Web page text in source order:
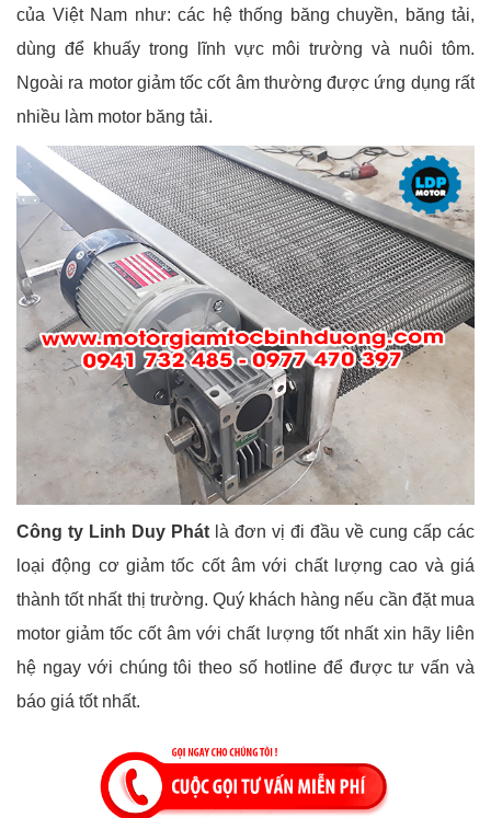
của Việt Nam như: các hệ thống băng chuyền, băng tải,
dùng để khuấy trong lĩnh vực môi trường và nuôi tôm.
Ngoài ra motor giảm tốc cốt âm thường được ứng dụng rất
nhiều làm motor băng tải.
Công ty Linh Duy Phát là đơn vị đi đầu về cung cấp các
loại động cơ giảm tốc cốt âm với chất lượng cao và giá
thành tốt nhất thị trường. Quý khách hàng nếu cần đặt mua
motor giảm tốc cốt âm với chất lượng tốt nhất xin hãy liên
hệ ngay với chúng tôi theo số hotline để được tư vấn và
báo giá tốt nhất.